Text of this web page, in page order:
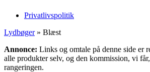
Privatlivspolitik
Lydbøger» Blæst
Annonce: Links og omtale på denne side er
alle produkter selv, og den kommission, vi
rangeringen.